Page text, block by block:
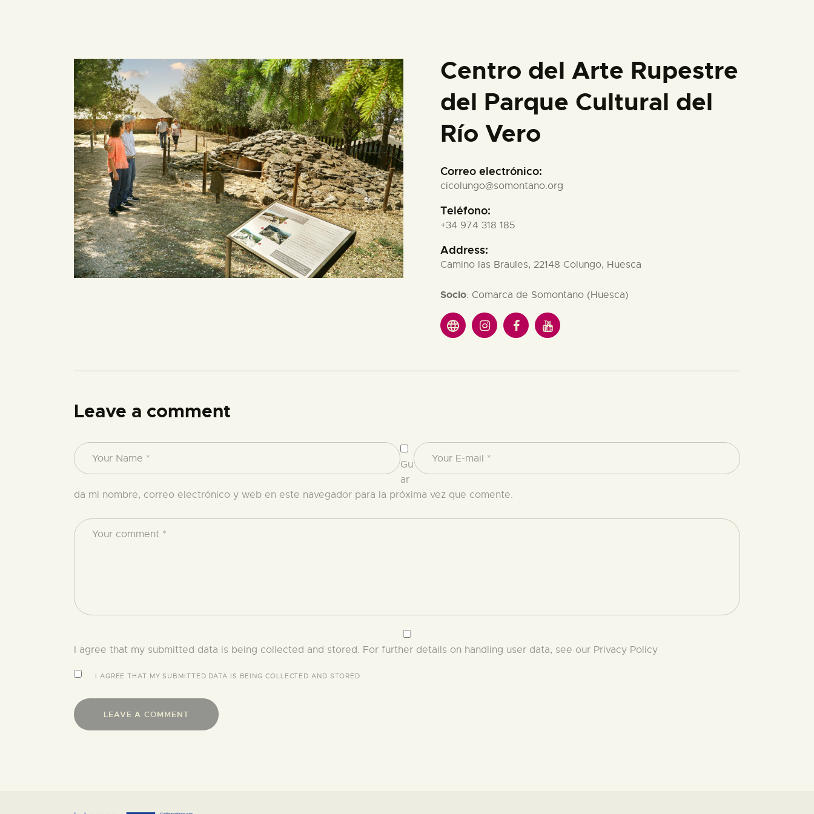
Centro del Arte Rupestre
del Parque Cultural del
Río Vero
Correo electrónico:
cicolungo@somontano.org
Teléfono:
+34 974 318 185
Address:
Camino las Braules, 22148 Colungo, Huesca
Socio: Comarca de Somontano (Huesca)
Leave a comment
Gu
ar
da mi nombre, correo electrónico y web en este navegador para la próxima vez que comente.
I agree that my submitted data is being collected and stored. For further details on handling user data, see our Privacy Policy
I AGREE THAT MY SUBMITTED DATA IS BEING COLLECTED AND STORED.